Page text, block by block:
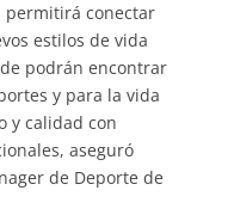
permitirá conectar
estilos de vida
podrán encontrar
y para la vida
y calidad con
aseguró
de Deporte de